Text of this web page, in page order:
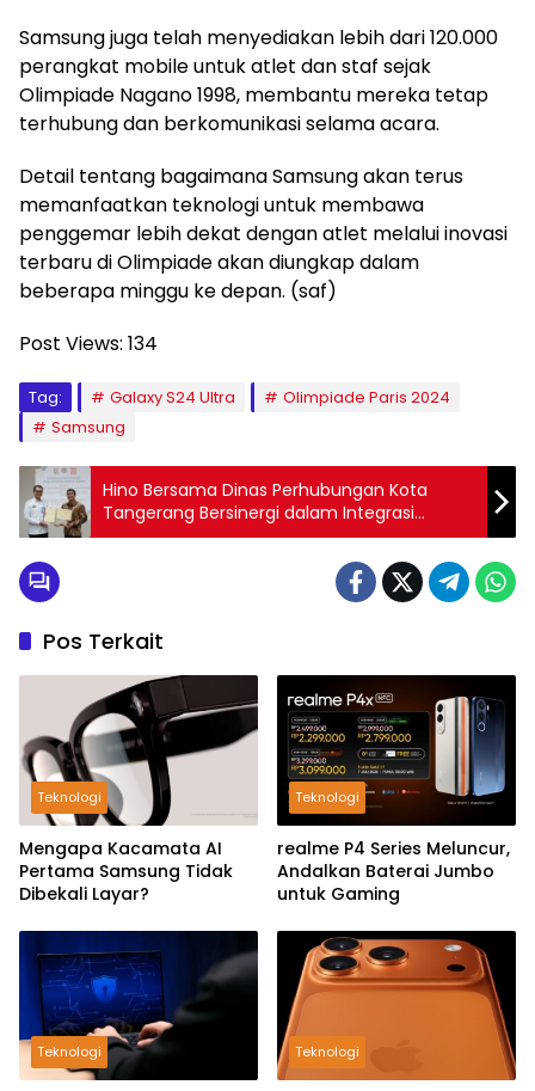
Samsung juga telah menyediakan lebih dari 120.000
perangkat mobile untuk atlet dan staf sejak
Olimpiade Nagano 1998, membantu mereka tetap
terhubung dan berkomunikasi selama acara.
Detail tentang bagaimana Samsung akan terus
memanfaatkan teknologi untuk membawa
penggemar lebih dekat dengan atlet melalui inovasi
terbaru di Olimpiade akan diungkap dalam
beberapa minggu ke depan. (saf)
Post Views: 134
Tag: Galaxy S24 Ultra
Olimpiade Paris 2024
Samsung
Hino Bersama Dinas Perhubungan Kota
Tangerang Bersinergi dalam Integrasi
Layanan Uji Berkala Kendaraan Bermotor di
Pos Terkait
Teknologi
Mengapa Kacamata AI
Pertama Samsung Tidak
Dibekali Layar?
Teknologi
realme P4 Series Meluncur,
Andalkan Baterai Jumbo
untuk Gaming
Teknologi Teknologi